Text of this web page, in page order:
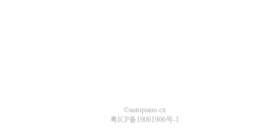
©autopiano.cn
粤ICP备19061906号-1